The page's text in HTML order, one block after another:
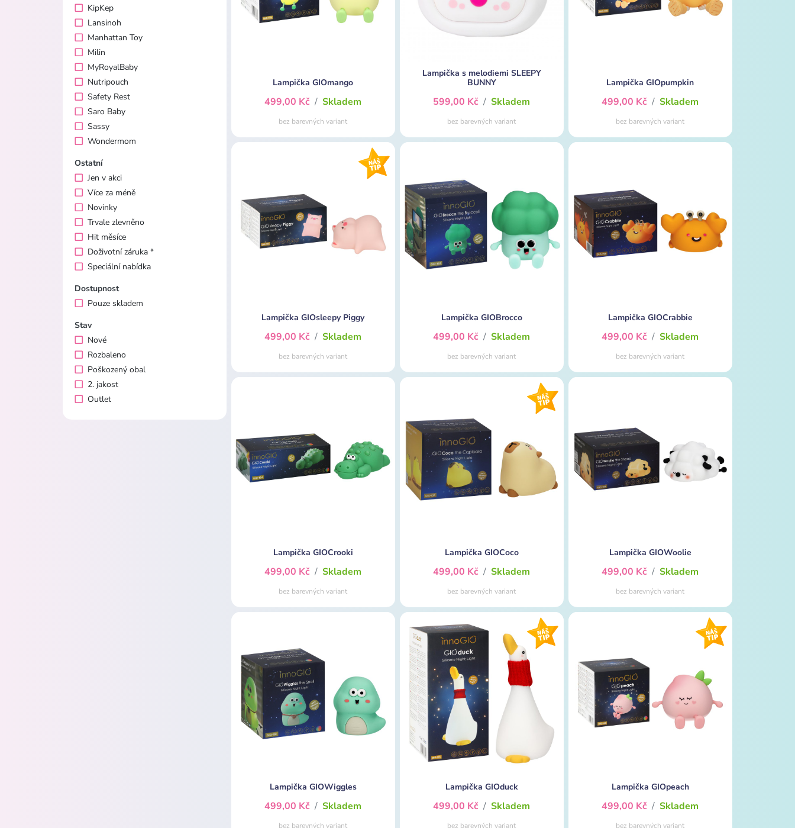
KipKep
Lansinoh
Manhattan Toy
Milin
MyRoyalBaby
Nutripouch
Safety Rest
Saro Baby
Sassy
Wondermom
Ostatní
Jen v akci
Více za méně
Novinky
Trvale zlevněno
Hit měsíce
Doživotní záruka *
Speciální nabídka
Dostupnost
Pouze skladem
Stav
Nové
Rozbaleno
Poškozený obal
2. jakost
Outlet
Lampička GIOmango
499,00 Kč / Skladem
bez barevných variant
Lampička s melodiemi SLEEPY
BUNNY
599,00 Kč / Skladem
bez barevných variant
Lampička GIOpumpkin
499,00 Kč / Skladem
bez barevných variant
Lampička GIOsleepy Piggy
499,00 Kč / Skladem
bez barevných variant
Lampička GIOBrocco
499,00 Kč / Skladem
bez barevných variant
Lampička GIOCrabbie
499,00 Kč / Skladem
bez barevných variant
Lampička GIOCrooki
499,00 Kč / Skladem
bez barevných variant
Lampička GIOCoco
499,00 Kč / Skladem
bez barevných variant
Lampička GIOWoolie
499,00 Kč / Skladem
bez barevných variant
Lampička GIOWiggles
499,00 Kč / Skladem
bez barevných variant
Lampička GIOduck
499,00 Kč / Skladem
bez barevných variant
Lampička GIOpeach
499,00 Kč / Skladem
bez barevných variant